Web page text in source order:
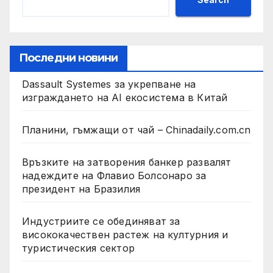
Последни новини
Dassault Systemes за укрепване на
изграждането на AI екосистема в Китай
Планини, гъмжащи от чай – Chinadaily.com.cn
Връзките на затворения банкер развалят
надеждите на Флавио Болсонаро за
президент на Бразилия
Индустриите се обединяват за
висококачествен растеж на културния и
туристическия сектор